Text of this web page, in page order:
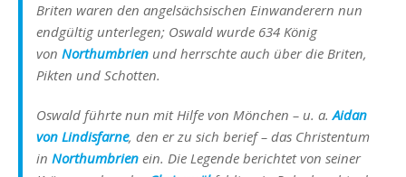
Briten waren den angelsächsischen Einwanderern nun
endgültig unterlegen; Oswald wurde 634 König
von Northumbrien und herrschte auch über die Briten,
Pikten und Schotten.
Oswald führte nun mit Hilfe von Mönchen – u. a.Aidan
von Lindisfarne, den er zu sich berief – das Christentum
in Northumbrien ein. Die Legende berichtet von seiner